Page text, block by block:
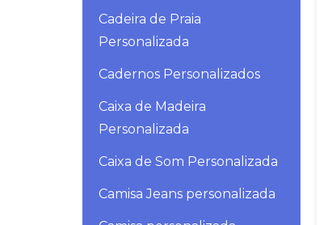
Cadeira de Praia
Personalizada
Cadernos Personalizados
Caixa de Madeira
Personalizada
Caixa de Som Personalizada
Camisa Jeans personalizada